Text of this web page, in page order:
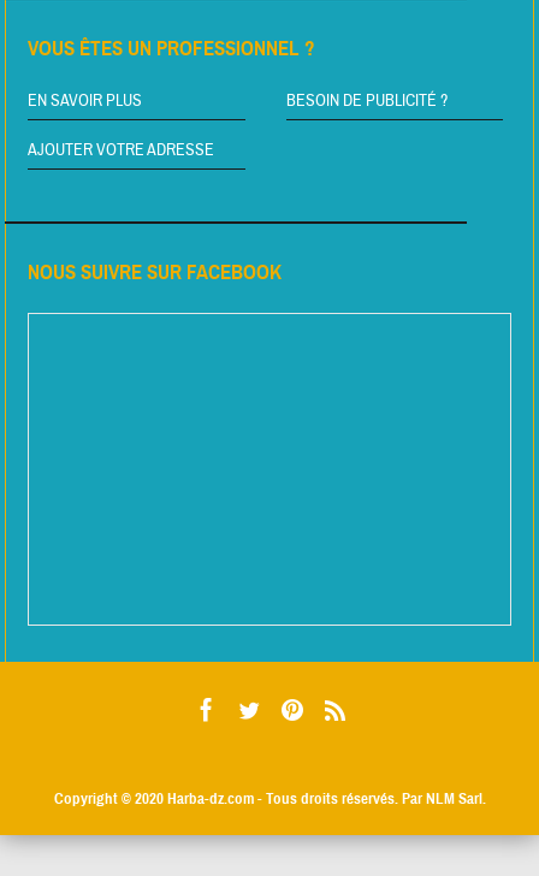
VOUS ÊTES UN PROFESSIONNEL ?
EN SAVOIR PLUS BESOIN DE PUBLICITÉ ?
AJOUTER VOTRE ADRESSE
NOUS SUIVRE SUR FACEBOOK
Copyright © 2020Harba-dz.com- Tous droits réservés. Par NLM Sarl.